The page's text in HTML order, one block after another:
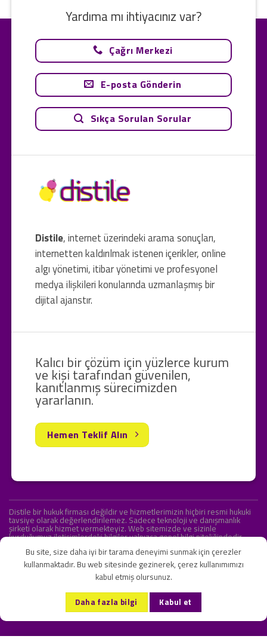
Distile, internet üzerindeki arama sonuçları,
internetten kaldırılmak istenen içerikler, online
algı yönetimi, itibar yönetimi ve profesyonel
medya ilişkileri konularında uzmanlaşmış bir
dijital ajanstır.
Yardıma mı ihtiyacınız var?
Çağrı Merkezi
E-posta Gönderin
Sıkça Sorulan Sorular
Kalıcı bir çözüm için yüzlerce kurum
ve kişi tarafından güvenilen,
kanıtlanmış sürecimizden
yararlanın.
Hemen Teklif Alın
Distile bir hukuk firması değildir ve hizmetlerimizin hiçbiri resmi hukuki
tavsiye olarak değerlendirilemez. Sadece teknoloji ve danışmanlık
şirketi olarak hizmet vermekteyiz. Web sitemizde ve sizinle
kurduğumuz iletişimlerdeki bilgiler yalnızca genel bilgi niteliğindedir.
KVKK ve Gizlilik Sözleşmesi S.S.S. İletişim
Copyright 2026 ©Onlipr Teknoloji ve Ticaret A.Ş.
Bu site, size daha iyi bir tarama deneyimi sunmak için çerezler
kullanmaktadır. Bu web sitesinde gezinerek, çerez kullanımımızı
kabul etmiş olursunuz.
Daha fazla bilgi Kabul et